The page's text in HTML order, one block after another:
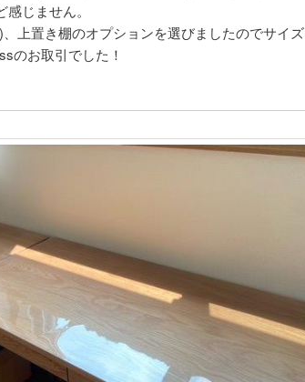
じません。
上置き棚のオプションを選びましたのでサイズ
のお取引でした！